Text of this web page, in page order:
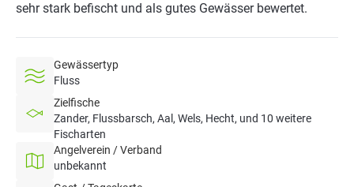
sehr stark befischt und als gutes Gewässer bewertet.
Gewässertyp
Fluss
Zielfische
Zander, Flussbarsch, Aal, Wels, Hecht, und 10 weitere
Fischarten
Angelverein / Verband
unbekannt